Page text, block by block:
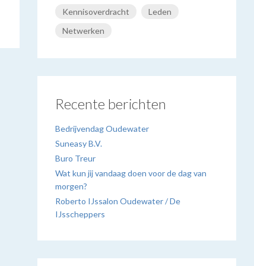
Kennisoverdracht
Leden
Netwerken
Recente berichten
Bedrijvendag Oudewater
Suneasy B.V.
Buro Treur
Wat kun jij vandaag doen voor de dag van
morgen?
Roberto IJssalon Oudewater / De
IJsscheppers